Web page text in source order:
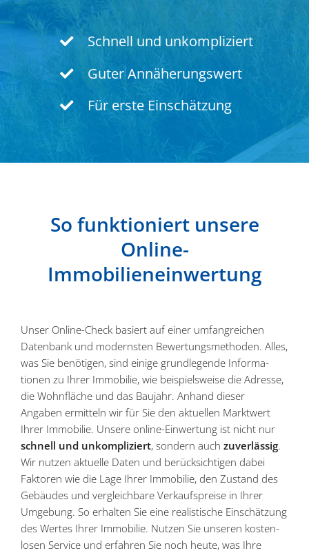
Schnell und unkompliziert
Guter Annähe­rungswert
Für erste Einschätzung
So funktio­niert unsere
Online-
Immobilieneinwertung
Unser Online-Check basiert auf einer umfang­reichen
Datenbank und modernsten Bewer­tungs­me­thoden. Alles,
was Sie benötigen, sind einige grund­le­gende Infor­ma­
tionen zu Ihrer Immobilie, wie beispiels­weise die Adresse,
die Wohnfläche und das Baujahr. Anhand dieser
Angaben ermitteln wir für Sie den aktuellen Marktwert
Ihrer Immobilie. Unsere online-Einwertung ist nicht nur
schnell und unkom­pli­ziert, sondern auch zuver­lässig.
Wir nutzen aktuelle Daten und berück­sich­tigen dabei
Faktoren wie die Lage Ihrer Immobilie, den Zustand des
Gebäudes und vergleichbare Verkaufs­preise in Ihrer
Umgebung. So erhalten Sie eine realis­tische Einschätzung
des Wertes Ihrer Immobilie. Nutzen Sie unseren kosten­
losen Service und erfahren Sie noch heute, was Ihre